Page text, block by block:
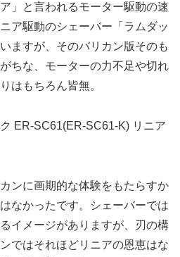
」と言われるモーター駆動の速
ア駆動のシェーバー「ラムダッ
ますが、そのバリカン版そのも
ちな、モーターの力不足や切れ
はもちろん皆無。
ンに画期的な体験をもたらすか
なかったです。シェーバーでは
イメージがありますが、刃の構
ではそれほどリニアの恩恵はな